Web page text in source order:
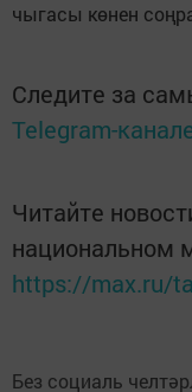
чыгасы көнен
Следите за
Telegram-
Читайте
национальном
https://max.ru/
Без социаль